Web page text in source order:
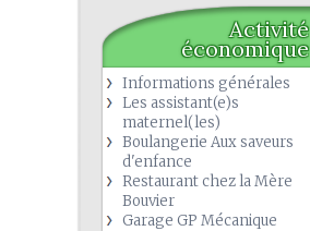
Activité
économique
Informations générales
Les assistant(e)s
maternel(les)
Boulangerie Aux saveurs
d'enfance
Restaurant chez la Mère
Bouvier
Garage GP Mécanique